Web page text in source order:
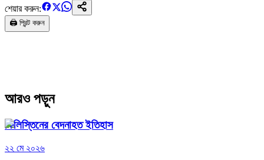
শেয়ার করুন:
🖨️ প্রিন্ট করুন
আরও পড়ুন
ফিলিস্তিনের বেদনাহত ইতিহাস
২২ মে ২০২৬